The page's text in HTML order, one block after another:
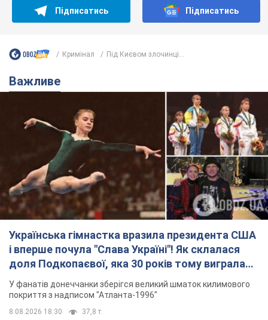
Підписатись Підписатись
Кримінал Під Києвом злочинці...
Важливе
Українська гімнастка вразила президента США
і вперше почула "Слава Україні"! Як склалася
доля Подкопаєвої, яка 30 років тому виграла
"золото" Олімпіади
У фанатів донеччанки зберігся великий шматок килимового
покриття з надписом "Атланта-1996"
8.08.2026 18:30 37,8 т.